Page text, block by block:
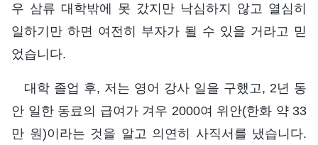
우 삼류 대학밖에 못 갔지만 낙심하지 않고 열심히
일하기만 하면 여전히 부자가 될 수 있을 거라고 믿
었습니다.
대학 졸업 후, 저는 영어 강사 일을 구했고, 2년 동
안 일한 동료의 급여가 겨우 2000여 위안(한화 약 33
만 원)이라는 것을 알고 의연히 사직서를 냈습니다.